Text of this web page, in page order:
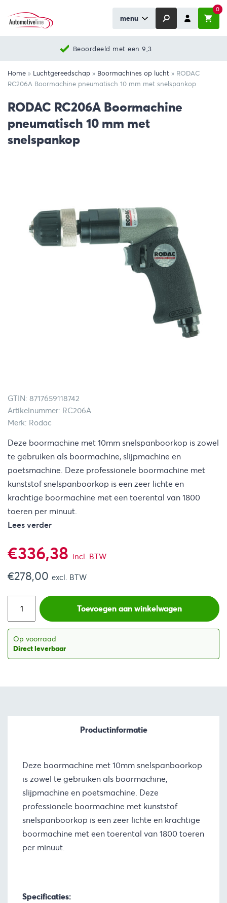
menu
0
Beoordeeld met een 9,3
Home » Luchtgereedschap » Boormachines op lucht » RODAC
RC206A Boormachine pneumatisch 10 mm met snelspankop
RODAC RC206A Boormachine
pneumatisch 10 mm met
snelspankop
GTIN: 8717659118742
Artikelnummer: RC206A
Merk: Rodac
Deze boormachine met 10mm snelspanboorkop is zowel
te gebruiken als boormachine, slijpmachine en
poetsmachine. Deze professionele boormachine met
kunststof snelspanboorkop is een zeer lichte en
krachtige boormachine met een toerental van 1800
toeren per minuut.
Lees verder
€336,38 incl. BTW
€278,00 excl. BTW
Toevoegen aan winkelwagen
Op voorraad
Direct leverbaar
Productinformatie
Deze boormachine met 10mm snelspanboorkop
is zowel te gebruiken als boormachine,
slijpmachine en poetsmachine. Deze
professionele boormachine met kunststof
snelspanboorkop is een zeer lichte en krachtige
boormachine met een toerental van 1800 toeren
per minuut.
Specificaties: